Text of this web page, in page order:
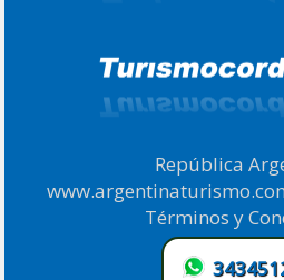
República
Términos y